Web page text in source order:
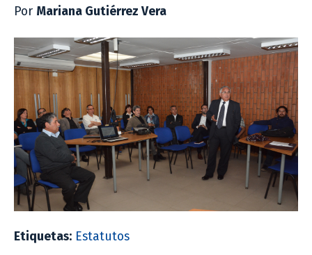
Por Mariana Gutiérrez Vera
Etiquetas: Estatutos